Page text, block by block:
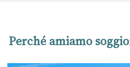
Perché amiamo